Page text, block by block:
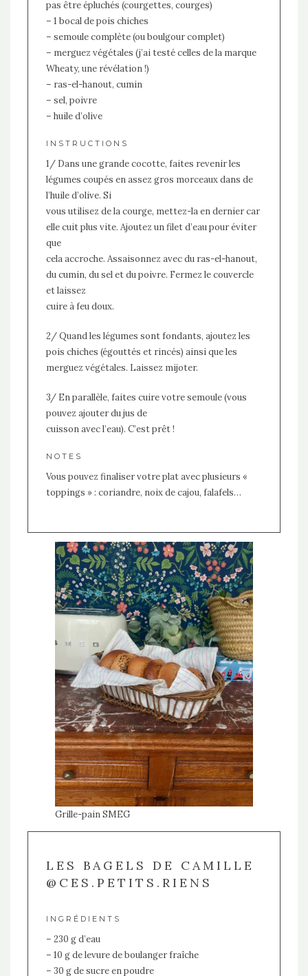
pas être épluchés (courgettes, courges)
– 1 bocal de pois chiches
– semoule complète (ou boulgour complet)
– merguez végétales (j’ai testé celles de la marque
Wheaty, une révélation !)
– ras-el-hanout, cumin
– sel, poivre
– huile d’olive
INSTRUCTIONS
1/ Dans une grande cocotte, faites revenir les
légumes coupés en assez gros morceaux dans de
l’huile d’olive. Si
vous utilisez de la courge, mettez-la en dernier car
elle cuit plus vite. Ajoutez un filet d’eau pour éviter
que
cela accroche. Assaisonnez avec du ras-el-hanout,
du cumin, du sel et du poivre. Fermez le couvercle
et laissez
cuire à feu doux.
2/ Quand les légumes sont fondants, ajoutez les
pois chiches (égouttés et rincés) ainsi que les
merguez végétales. Laissez mijoter.
3/ En parallèle, faites cuire votre semoule (vous
pouvez ajouter du jus de
cuisson avec l’eau). C’est prêt !
NOTES
Vous pouvez finaliser votre plat avec plusieurs «
toppings » : coriandre, noix de cajou, falafels…
Grille-pain SMEG
LES BAGELS DE CAMILLE
@CES.PETITS.RIENS
INGRÉDIENTS
– 230 g d’eau
– 10 g de levure de boulanger fraîche
– 30 g de sucre en poudre